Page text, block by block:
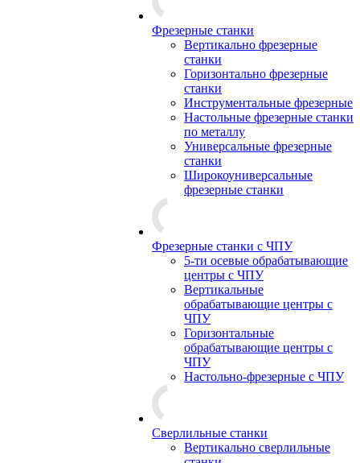
Фрезерные станки
Вертикально фрезерные
станки
Горизонтально фрезерные
станки
Инструментальные фрезерные
Настольные фрезерные станки
по металлу
Универсальные фрезерные
станки
Широкоуниверсальные
фрезерные станки
Фрезерные станки с ЧПУ
5-ти осевые обрабатывающие
центры с ЧПУ
Вертикальные
обрабатывающие центры с
ЧПУ
Горизонтальные
обрабатывающие центры с
ЧПУ
Настольно-фрезерные с ЧПУ
Сверлильные станки
Вертикально сверлильные